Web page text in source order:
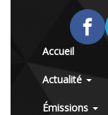
Accueil
Actualité
Émissions